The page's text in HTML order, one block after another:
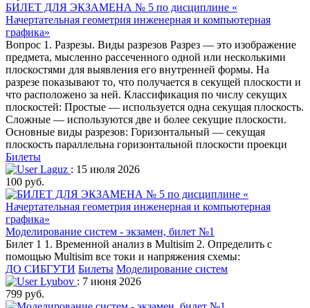
БИЛЕТ ДЛЯ ЭКЗАМЕНА № 5 по дисциплине «
Начертательная геометрия инженерная и компьютерная
графика»
Вопрос 1. Разрезы. Виды разрезов Разрез — это изображение
предмета, мысленно рассеченного одной или несколькими
плоскостями для выявления его внутренней формы. На
разрезе показывают то, что получается в секущей плоскости и
что расположено за ней. Классификация по числу секущих
плоскостей: Простые — используется одна секущая плоскость.
Сложные — используются две и более секущие плоскости.
Основные виды разрезов: Горизонтальный — секущая
плоскость параллельна горизонтальной плоскости проекци
Билеты
Laguz : 15 июля 2026
100 руб.
Моделирование систем - экзамен, билет №1
Билет 1 1. Временной анализ в Multisim 2. Определить с
помощью Multisim все токи и напряжения схемы:
ДО СИБГУТИ Билеты Моделирование систем
Lyubov : 7 июня 2026
799 руб.